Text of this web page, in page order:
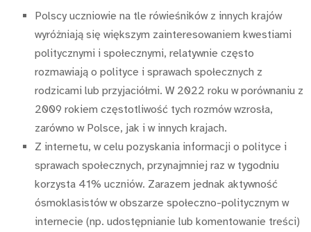
Polscy uczniowie na tle rówieśników z innych krajów
wyróżniają się większym zainteresowaniem kwestiami
politycznymi i społecznymi, relatywnie często
rozmawiają o polityce i sprawach społecznych z
rodzicami lub przyjaciółmi. W 2022 roku w porównaniu z
2009 rokiem częstotliwość tych rozmów wzrosła,
zarówno w Polsce, jak i w innych krajach.
Z internetu, w celu pozyskania informacji o polityce i
sprawach społecznych, przynajmniej raz w tygodniu
korzysta 41% uczniów. Zarazem jednak aktywność
ósmoklasistów w obszarze społeczno-politycznym w
internecie (np. udostępnianie lub komentowanie treści)